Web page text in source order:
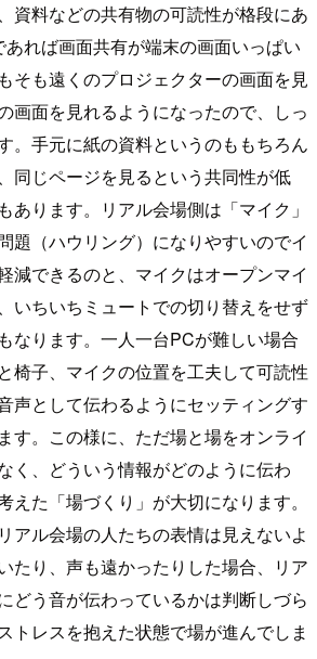
資料などの共有物の可読性が格段にあ
れば画面共有が端末の画面いっぱい
そも遠くのプロジェクターの画面を見
画面を見れるようになったので、しっ
。手元に紙の資料というのももちろん
同じページを見るという共同性が低
あります。リアル会場側は「マイク」
題（ハウリング）になりやすいのでイ
減できるのと、マイクはオープンマイ
いちいちミュートでの切り替えをせず
なります。一人一台PCが難しい場合
椅子、マイクの位置を工夫して可読性
声として伝わるようにセッティングす
す。この様に、ただ場と場をオンライ
く、どういう情報がどのように伝わ
えた「場づくり」が大切になります。
アル会場の人たちの表情は見えないよ
たり、声も遠かったりした場合、リア
どう音が伝わっているかは判断しづら
トレスを抱えた状態で場が進んでしま